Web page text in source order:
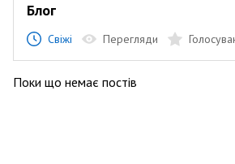
Блог
Свіжі Перегляди
Поки що немає постів